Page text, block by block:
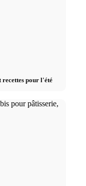
pour l'été